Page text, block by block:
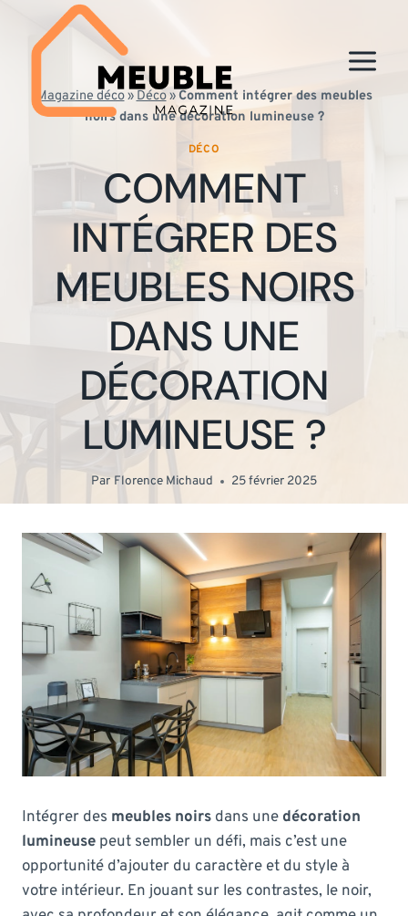
contenu
Magazine déco»Déco» Comment intégrer des meubles
noirs dans une décoration lumineuse ?
DÉCO
COMMENT
INTÉGRER DES
MEUBLES NOIRS
DANS UNE
DÉCORATION
LUMINEUSE ?
Par Florence Michaud 25 février 2025
Intégrer des meubles noirs dans une décoration
lumineuse peut sembler un défi, mais c’est une
opportunité d’ajouter du caractère et du style à
votre intérieur. En jouant sur les contrastes, le noir,